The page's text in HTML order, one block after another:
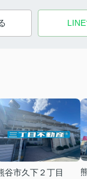
谷市久下２丁目